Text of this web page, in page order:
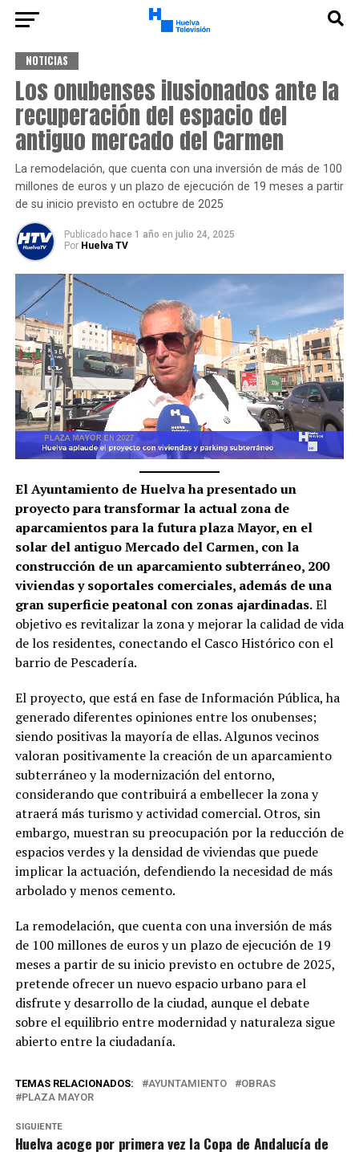
NOTICIAS
Los onubenses ilusionados ante la
recuperación del espacio del
antiguo mercado del Carmen
La remodelación, que cuenta con una inversión de más de 100
millones de euros y un plazo de ejecución de 19 meses a partir
de su inicio previsto en octubre de 2025
Publicado hace 1 año en julio 24, 2025
Por Huelva TV
El Ayuntamiento de Huelva ha presentado un
proyecto para transformar la actual zona de
aparcamientos para la futura plaza Mayor, en el
solar del antiguo Mercado del Carmen, con la
construcción de un aparcamiento subterráneo, 200
viviendas y soportales comerciales, además de una
gran superficie peatonal con zonas ajardinadas.El
objetivo es revitalizar la zona y mejorar la calidad de vida
de los residentes, conectando el Casco Histórico con el
barrio de Pescadería.
El proyecto, que está en fase de Información Pública, ha
generado diferentes opiniones entre los onubenses;
siendo positivas la mayoría de ellas. Algunos vecinos
valoran positivamente la creación de un aparcamiento
subterráneo y la modernización del entorno,
considerando que contribuirá a embellecer la zona y
atraerá más turismo y actividad comercial. Otros, sin
embargo, muestran su preocupación por la reducción de
espacios verdes y la densidad de viviendas que puede
implicar la actuación, defendiendo la necesidad de más
arbolado y menos cemento.
La remodelación, que cuenta con una inversión de más
de 100 millones de euros y un plazo de ejecución de 19
meses a partir de su inicio previsto en octubre de 2025,
pretende ofrecer un nuevo espacio urbano para el
disfrute y desarrollo de la ciudad, aunque el debate
sobre el equilibrio entre modernidad y naturaleza sigue
abierto entre la ciudadanía.
TEMAS RELACIONADOS: AYUNTAMIENTO
OBRAS
PLAZA MAYOR
SIGUIENTE
Huelva acoge por primera vez la Copa de Andalucía de